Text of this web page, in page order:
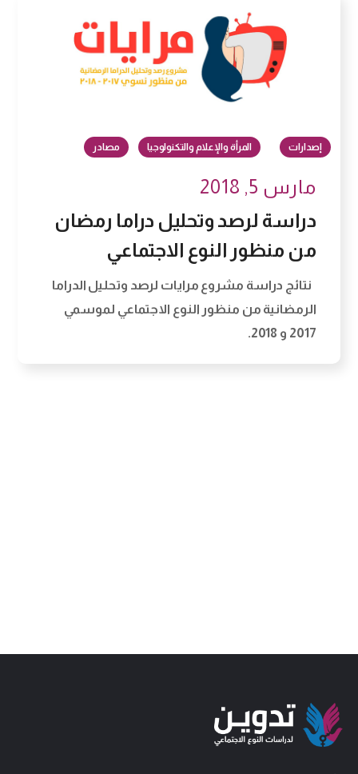
إصدارات المرأة والإعلام والتكنولوجيا مصادر
مارس 5, 2018
دراسة لرصد وتحليل دراما رمضان
من منظور النوع الاجتماعي
نتائج دراسة مشروع مرايات لرصد وتحليل الدراما
الرمضانية من منظور النوع الاجتماعي لموسمي
2017 و 2018.